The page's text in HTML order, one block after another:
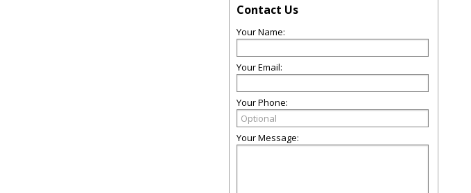
Contact Us
Your Name:
Your Email:
Your Phone:
Your Message: